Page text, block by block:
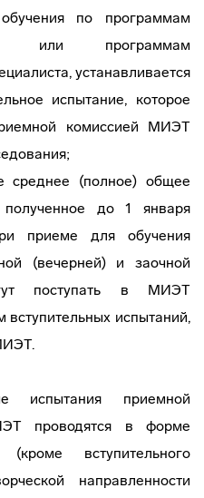
по программам
или программам
устанавливается
испытание, которое
комиссией МИЭТ
(полное) общее
полученное до 1 января
приеме для обучения
(вечерней) и заочной
поступать в МИЭТ
вступительных испытаний,
испытания приемной
проводятся в форме
(кроме вступительного
направленности